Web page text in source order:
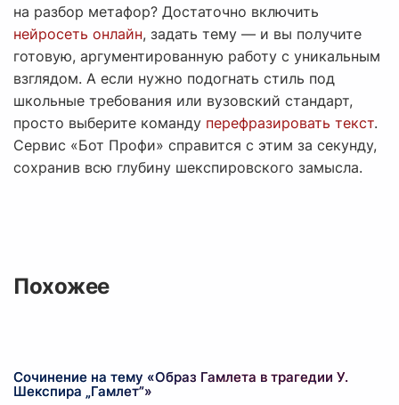
на разбор метафор? Достаточно включить
нейросеть онлайн, задать тему — и вы получите
готовую, аргументированную работу с уникальным
взглядом. А если нужно подогнать стиль под
школьные требования или вузовский стандарт,
просто выберите команду перефразировать текст.
Сервис «Бот Профи» справится с этим за секунду,
сохранив всю глубину шекспировского замысла.
Похожее
Сочинение на тему «Образ Гамлета в трагедии У.
Шекспира „Гамлет”»